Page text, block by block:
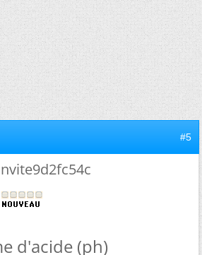
#5
d'acide (ph)